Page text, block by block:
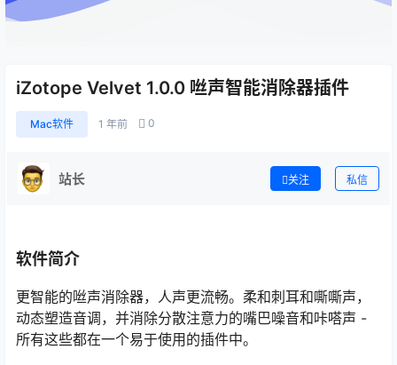
iZotope Velvet 1.0.0 咝声智能消除器插件
Mac软件 1 年前 0
站长 关注 私信
软件简介
更智能的咝声消除器，人声更流畅。柔和刺耳和嘶嘶声，
动态塑造音调，并消除分散注意力的嘴巴噪音和咔嗒声 -
所有这些都在一个易于使用的插件中。